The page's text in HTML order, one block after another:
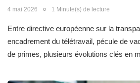
4 mai 2026 1 Minute(s) de lecture
Entre directive européenne sur la
encadrement du télétravail, pécule de
de primes, plusieurs évolutions clés en